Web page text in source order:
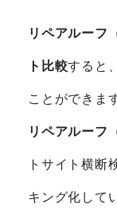
リペアルーフ
ト比較すると、
ことができま
リペアルーフ
トサイト横断
キング化して